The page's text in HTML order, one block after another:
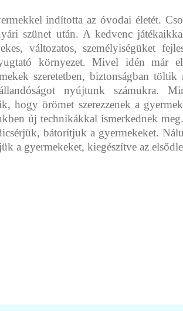
indította az óvodai életét.
szünet után. A kedvenc
változatos, személyiségüket
környezet. Mivel idén már
szeretetben, biztonságban
nyújtunk számukra.
hogy örömet szerezzenek a
új technikákkal ismerkednek
bátorítjuk a gyermekeket.
a gyermekeket, kiegészítve az